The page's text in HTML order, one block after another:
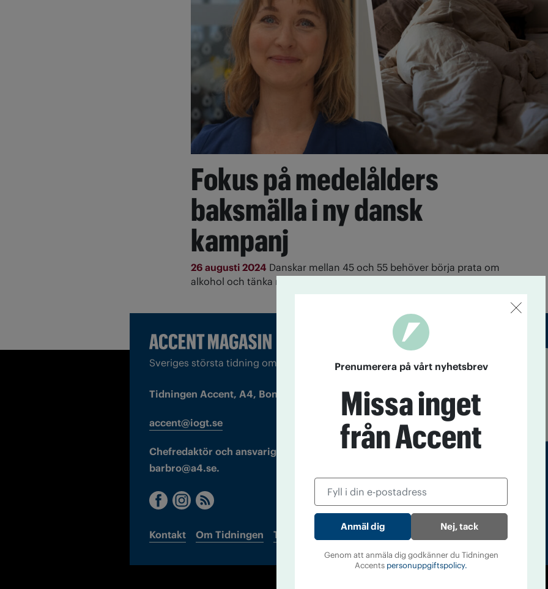
Fokus på medelålders
baksmälla i ny dansk
kampanj
26 augusti 2024 Danskar mellan 45 och 55 behöver börja prata om
alkohol och tänka mer på dagen efter.
Sveriges största tidning om droger och nykterhet
Tidningen Accent, A4, Bondegatan 21, 116 33 Stockholm
accent@iogt.se
Chefredaktör och ansvarig utgivare: Barbro Janson Lundkvist,
barbro@a4.se.
Kontakt Om Tidningen Tidningsarkiv In English
Prenumerera på vårt nyhetsbrev
Missa inget
från Accent
Nej, tack
Genom att anmäla dig godkänner du Tidningen
Accents personuppgiftspolicy.